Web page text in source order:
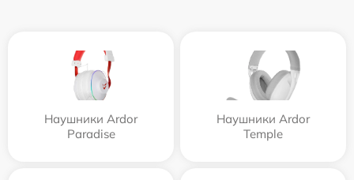
Наушники Ardor
Paradise
Наушники Ardor
Temple